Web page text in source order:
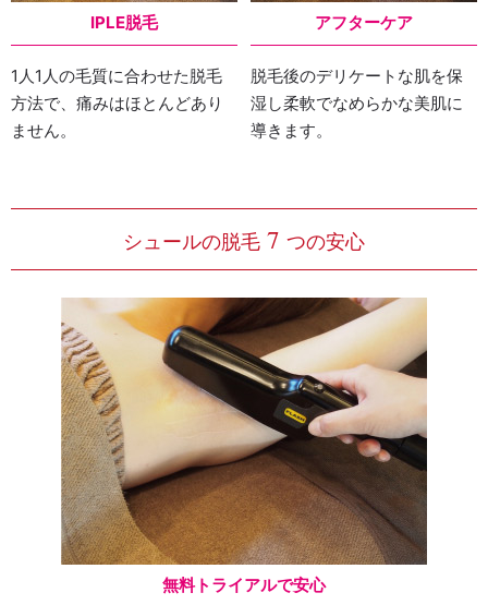
IPLE脱毛
1人1人の毛質に合わせた脱毛
方法で、痛みはほとんどあり
ません。
アフターケア
脱毛後のデリケートな肌を保
湿し柔軟でなめらかな美肌に
導きます。
シュールの脱毛 7 つの安心
無料トライアルで安心